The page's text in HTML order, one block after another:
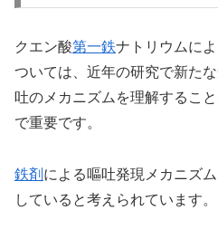
クエン酸第一鉄ナトリウムに
ついては、近年の研究で新た
吐のメカニズムを理解するこ
で重要です。
鉄剤 による嘔吐発現メカニズ
していると考えられています。